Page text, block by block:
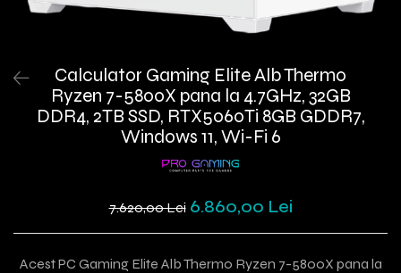
Calculator Gaming Elite Alb Thermo
Ryzen 7-5800X pana la 4.7GHz, 32GB
DDR4, 2TB SSD, RTX5060Ti 8GB GDDR7,
Windows 11, Wi-Fi 6
7.620,00 Lei 6.860,00 Lei
Acest PC Gaming Elite Alb Thermo Ryzen 7-5800X pana la